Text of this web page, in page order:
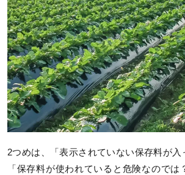
2つめは、「表示されていない保存料が入
「保存料が使われていると危険なのでは